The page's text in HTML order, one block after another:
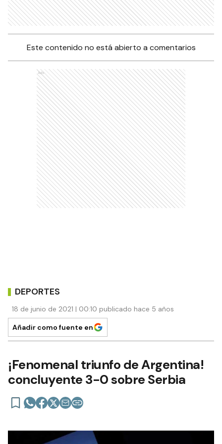
Este contenido no está abierto a comentarios
Ads
DEPORTES
18 de junio de 2021 | 00:10 publicado hace 5 años
Añadir como fuente en
¡Fenomenal triunfo de Argentina!
concluyente 3-0 sobre Serbia